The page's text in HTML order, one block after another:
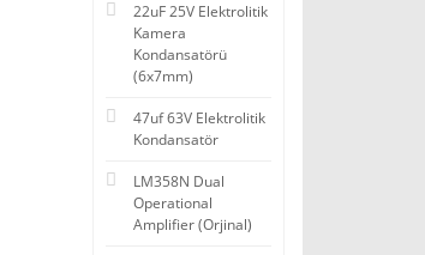
22uF 25V Elektrolitik
Kamera
Kondansatörü
(6x7mm)
47uf 63V Elektrolitik
Kondansatör
LM358N Dual
Operational
Amplifier (Orjinal)